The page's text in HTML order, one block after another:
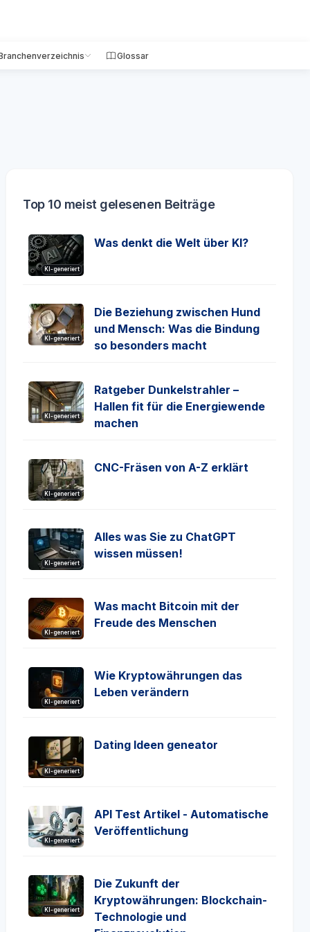
Glossar
Top 10 meist gelesenen Beiträge
KI-generiert
Was denkt die Welt über KI?
KI-generiert
Die Beziehung zwischen Hund
und Mensch: Was die Bindung
so besonders macht
KI-generiert
Ratgeber Dunkelstrahler –
Hallen fit für die Energiewende
machen
KI-generiert
CNC-Fräsen von A-Z erklärt
KI-generiert
Alles was Sie zu ChatGPT
wissen müssen!
KI-generiert
Was macht Bitcoin mit der
Freude des Menschen
KI-generiert
Wie Kryptowährungen das
Leben verändern
KI-generiert
Dating Ideen geneator
KI-generiert
API Test Artikel - Automatische
Veröffentlichung
KI-generiert
Die Zukunft der
Kryptowährungen: Blockchain-
Technologie und